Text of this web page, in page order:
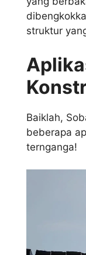
struktur
Baiklah,
beberapa
ternganga!